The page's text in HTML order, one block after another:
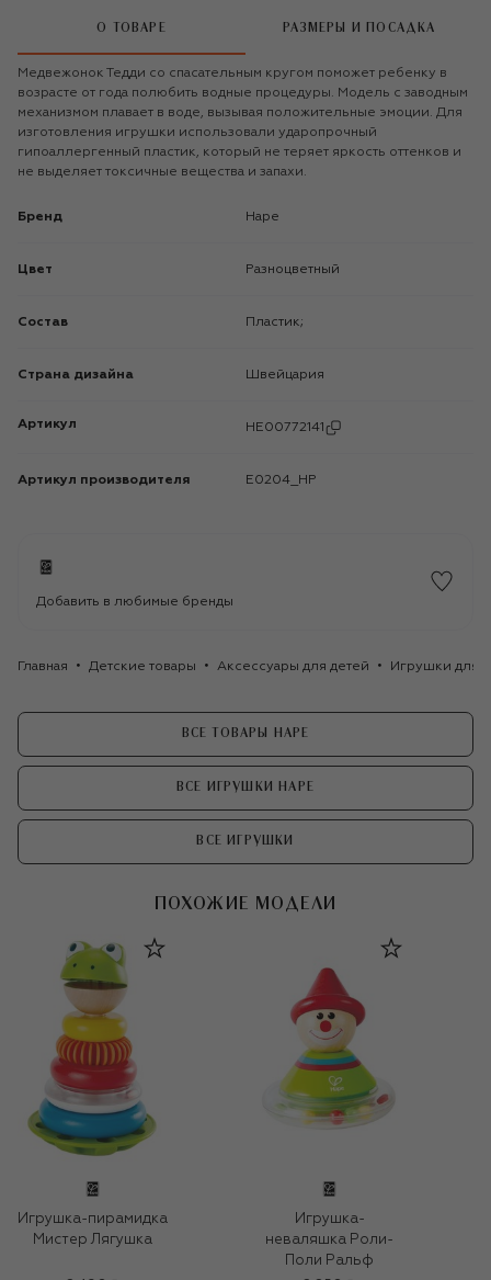
О ТОВАРЕ РАЗМЕРЫ И ПОСАДКА
Медвежонок Тедди со спасательным кругом поможет ребенку в
возрасте от года полюбить водные процедуры. Модель с заводным
механизмом плавает в воде, вызывая положительные эмоции. Для
изготовления игрушки использовали ударопрочный
гипоаллергенный пластик, который не теряет яркость оттенков и
не выделяет токсичные вещества и запахи.
Бренд Hape
Цвет Разноцветный
Состав Пластик;
Страна дизайна Швейцария
Артикул HE00772141
Артикул производителя E0204_HP
Добавить в любимые бренды
Главная Детские товары Аксессуары для детей Игрушки для
ВСЕ ТОВАРЫ HAPE
ВСЕ ИГРУШКИ HAPE
ВСЕ ИГРУШКИ
ПОХОЖИЕ МОДЕЛИ
Игрушка-пирамидка
Мистер Лягушка
Игрушка-
неваляшка Роли-
Поли Ральф